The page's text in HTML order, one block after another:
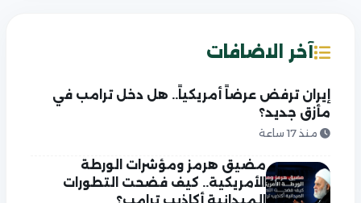
آخر الاضافات
إيران ترفض عرضاً أمريكياً.. هل دخل ترامب في
مأزق جديد؟
منذ 17 ساعة
مضيق هرمز ومؤشرات الورطة
الأمريكية.. كيف فضحت التطورات